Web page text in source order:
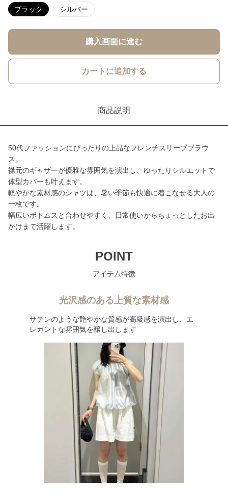
ブラック シルバー
購入画面に進む
カートに追加する
商品説明
50代ファッションにぴったりの上品なフレンチスリーブブラウ
ス。
襟元のギャザーが優雅な雰囲気を演出し、ゆったりシルエットで
体型カバーも叶えます。
軽やかな素材感のシャツは、暑い季節も快適に着こなせる大人の
一枚です。
幅広いボトムスと合わせやすく、日常使いからちょっとしたお出
かけまで活躍します。
POINT
アイテム特徴
光沢感のある上質な素材感
サテンのような艶やかな質感が高級感を演出し、エ
レガントな雰囲気を醸し出します